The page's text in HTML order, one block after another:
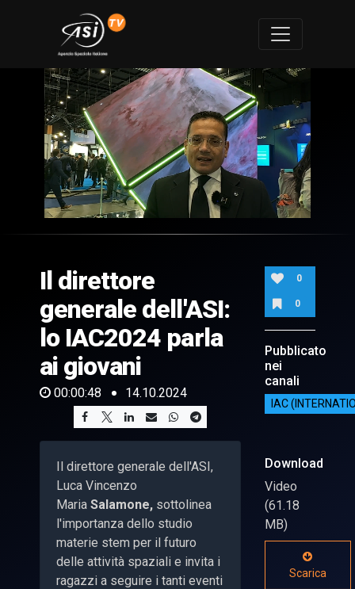
of
Il direttore
generale dell'ASI:
lo IAC2024 parla
ai giovani
00:00:48 14.10.2024
Il direttore generale dell'ASI,
Luca Vincenzo
Maria Salamone, sottolinea
l'importanza dello studio
materie stem per il futuro
delle attività spaziali e invita i
ragazzi a seguire i tanti eventi
0
0
Pubblicato
nei
canali
IAC
Download
Video
(61.18
MB)
Scarica